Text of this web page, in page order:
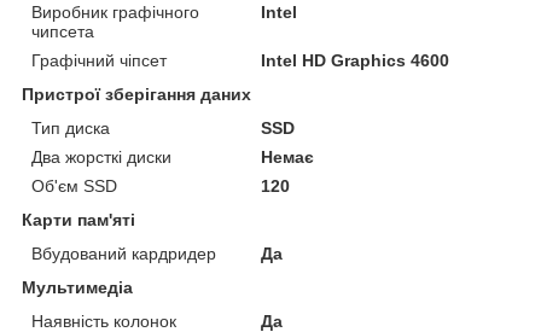
Виробник графічного
чипсета
Intel
Графічний чіпсет
Intel HD Graphics 4600
Пристрої зберігання даних
Тип диска
SSD
Два жорсткі диски
Немає
Об'єм SSD
120
Карти пам'яті
Вбудований кардридер
Да
Мультимедіа
Наявність колонок
Да